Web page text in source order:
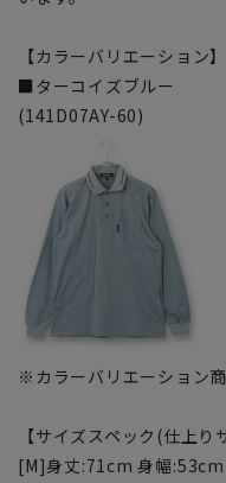
【カラーバリエーショ
■ターコイズブルー
(141D07AY-60)
※カラーバリエーション
【サイズスペック(仕上り
[M]身丈:71cm 身幅